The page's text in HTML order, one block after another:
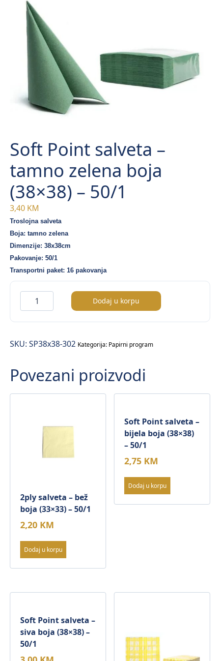
Soft Point salveta –
tamno zelena boja
(38×38) – 50/1
3,40 KM
Troslojna salveta
Boja: tamno zelena
Dimenzije: 38x38cm
Pakovanje: 50/1
Transportni paket: 16 pakovanja
Point
salveta
tamno
boja
(38×38)
–
Dodaj u korpu
SKU: SP38x38-302 Kategorija: Papirni program
Povezani proizvodi
2ply salveta – bež
boja (33×33) – 50/1
2,20 KM
Dodaj u korpu
Soft Point salveta –
bijela boja (38×38)
– 50/1
2,75 KM
Dodaj u korpu
Soft Point salveta –
siva boja (38×38) –
50/1